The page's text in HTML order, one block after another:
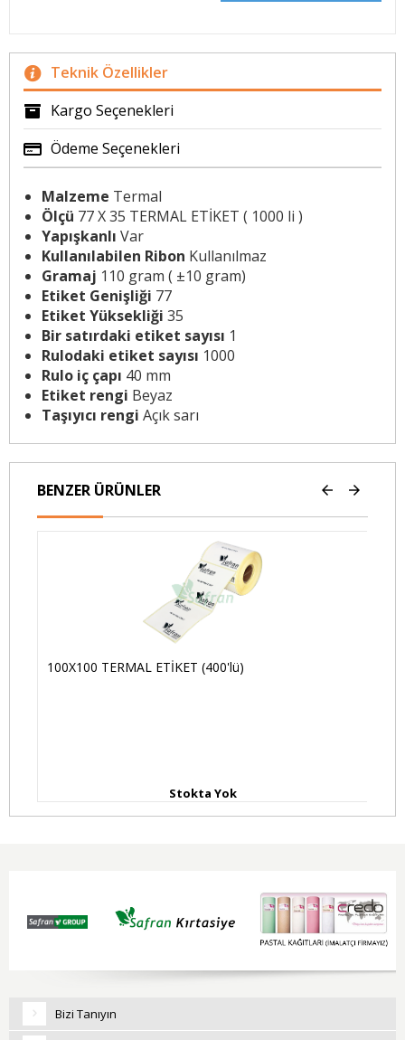
Teknik Özellikler
Kargo Seçenekleri
Ödeme Seçenekleri
Malzeme Termal
Ölçü 77 X 35 TERMAL ETİKET ( 1000 li )
Yapışkanlı Var
Kullanılabilen Ribon Kullanılmaz
Gramaj 110 gram ( ±10 gram)
Etiket Genişliği 77
Etiket Yüksekliği 35
Bir satırdaki etiket sayısı 1
Rulodaki etiket sayısı 1000
Rulo iç çapı 40 mm
Etiket rengi Beyaz
Taşıyıcı rengi Açık sarı
BENZER ÜRÜNLER
100X100 TERMAL ETİKET (400'lü)
Stokta Yok
Bizi Tanıyın